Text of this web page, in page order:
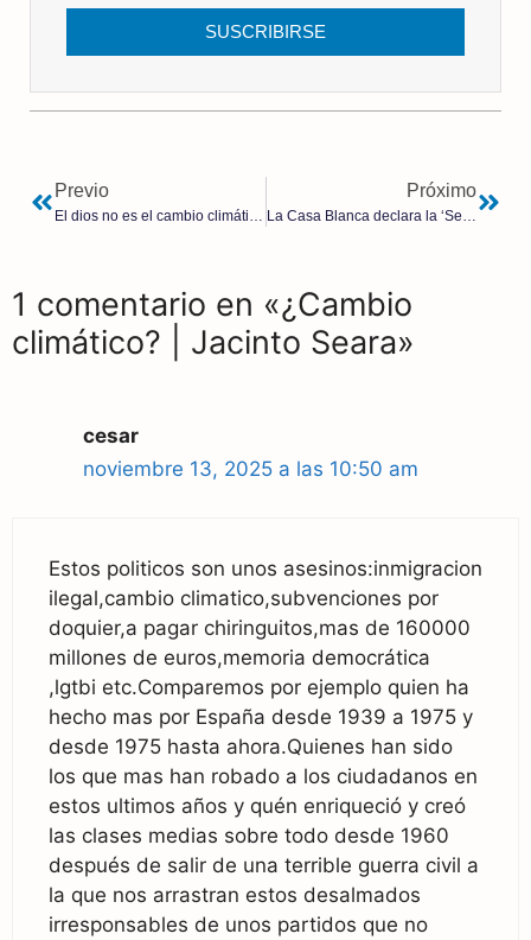
SUSCRIBIRSE
Previo
El dios no es el cambio climático, es la Inteligencia Artificial
Próximo
La Casa Blanca declara la ‘Semana Anticomunista’ y recuerda a los 100 millones de asesinados
1 comentario en «¿Cambio
climático? | Jacinto Seara»
cesar
noviembre 13, 2025 a las 10:50 am
Estos politicos son unos asesinos:inmigracion
ilegal,cambio climatico,subvenciones por
doquier,a pagar chiringuitos,mas de 160000
millones de euros,memoria democrática
,lgtbi etc.Comparemos por ejemplo quien ha
hecho mas por España desde 1939 a 1975 y
desde 1975 hasta ahora.Quienes han sido
los que mas han robado a los ciudadanos en
estos ultimos años y quén enriqueció y creó
las clases medias sobre todo desde 1960
después de salir de una terrible guerra civil a
la que nos arrastran estos desalmados
irresponsables de unos partidos que no